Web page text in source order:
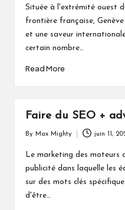
by
Située à l'extrémité ouest
frontière française,
et une saveur
certain nombre…
Read More
Faire du SEO +
by
By Max Mighty juin 11,
Le marketing des moteurs
publicité dans laquelle les
sur des mots clés
d'être…